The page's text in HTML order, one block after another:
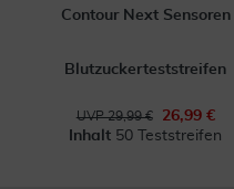
Contour Next Sensoren
Blutzuckerteststreifen
UVP 29,99 €
26,99 €
Inhalt 50 Teststreifen